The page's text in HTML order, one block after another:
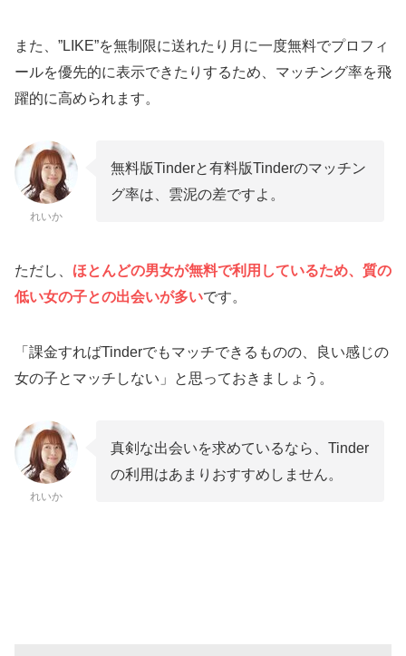
また、”LIKE”を無制限に送れたり月に一度無料でプロフィ
ールを優先的に表示できたりするため、マッチング率を飛
躍的に高められます。
れいか
無料版Tinderと有料版Tinderのマッチン
グ率は、雲泥の差ですよ。
ただし、 ほとんどの男女が無料で利用しているため、質の
低い女の子との出会いが多いです。
「課金すればTinderでもマッチできるものの、良い感じの
女の子とマッチしない」と思っておきましょう。
れいか
真剣な出会いを求めているなら、Tinder
の利用はあまりおすすめしません。